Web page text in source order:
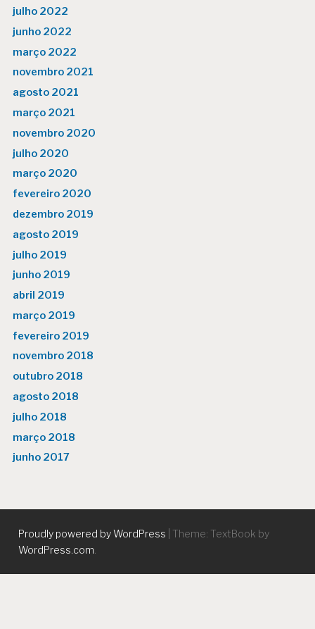
julho 2022
junho 2022
março 2022
novembro 2021
agosto 2021
março 2021
novembro 2020
julho 2020
março 2020
fevereiro 2020
dezembro 2019
agosto 2019
julho 2019
junho 2019
abril 2019
março 2019
fevereiro 2019
novembro 2018
outubro 2018
agosto 2018
julho 2018
março 2018
junho 2017
Proudly powered by WordPress
Theme: TextBook by
WordPress.com